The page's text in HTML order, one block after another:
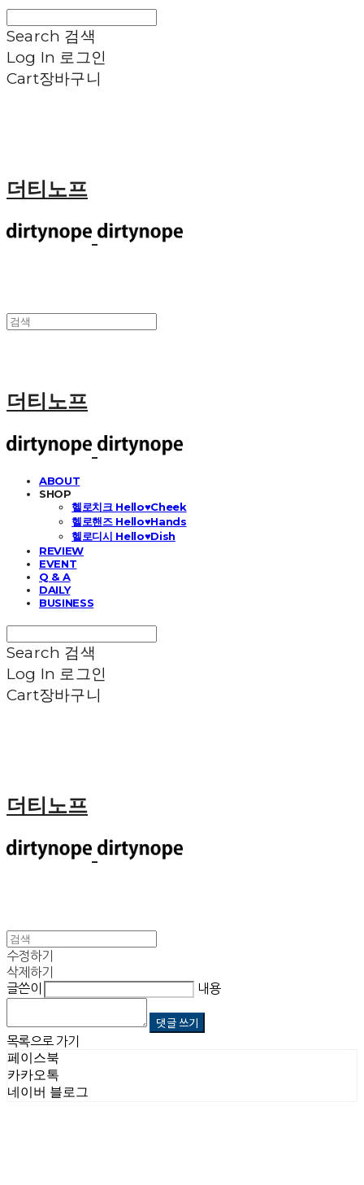
Search 검색
Log In 로그인
Cart장바구니
더티노프
더티노프
ABOUT
SHOP
헬로치크 Hello♥Cheek
헬로핸즈 Hello♥Hands
헬로디시 Hello♥Dish
REVIEW
EVENT
Q & A
DAILY
BUSINESS
Search 검색
Log In 로그인
Cart장바구니
더티노프
수정하기
삭제하기
글쓴이
내용
댓글 쓰기
목록으로 가기
페이스북
카카오톡
네이버 블로그